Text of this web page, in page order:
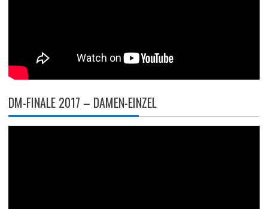
DM-FINALE 2017 – DAMEN-EINZEL